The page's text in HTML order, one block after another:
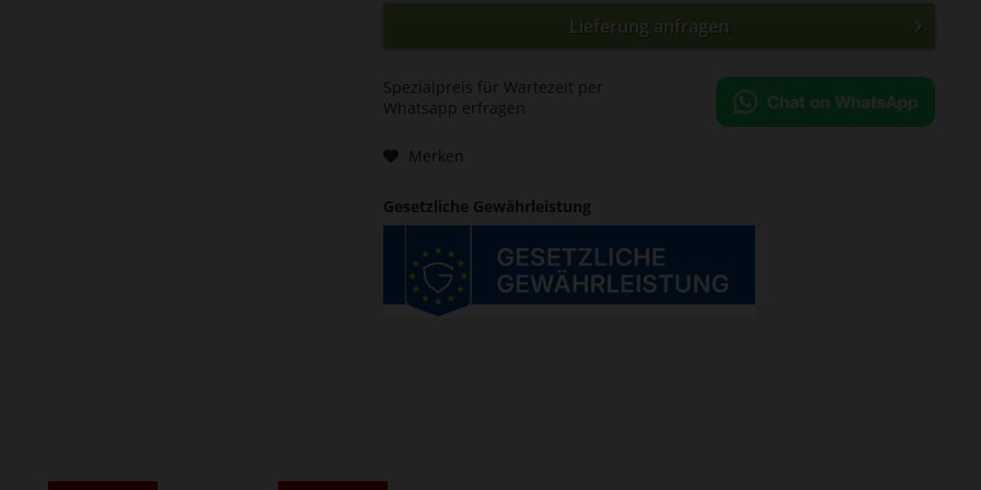
Lieferung anfragen
Spezialpreis für Wartezeit per
Whatsapp erfragen
Merken
Gesetzliche Gewährleistung